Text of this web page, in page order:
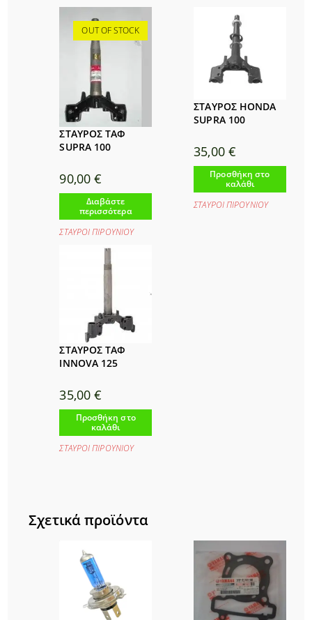
OUT OF STOCK
ΣΤΑΥΡΟΣ ΤΑΦ
SUPRA 100
90,00€
Διαβάστε
περισσότερα
ΣΤΑΥΡΟΙ ΠΙΡΟΥΝΙΟΥ
ΣΤΑΥΡΟΣ HONDA
SUPRA 100
35,00 €
Προσθήκη στο
καλάθι
ΣΤΑΥΡΟΙ ΠΙΡΟΥΝΙΟΥ
ΣΤΑΥΡΟΣ ΤΑΦ
INNOVA 125
35,00€
Προσθήκη στο
καλάθι
ΣΤΑΥΡΟΙ ΠΙΡΟΥΝΙΟΥ
Σχετικά προϊόντα